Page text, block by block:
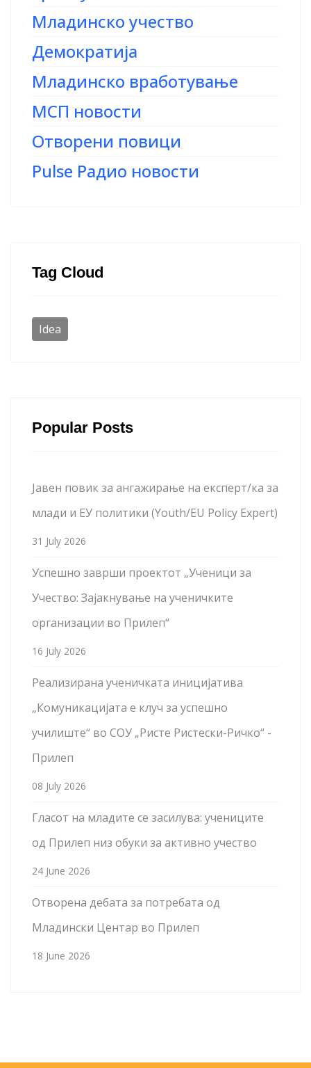
Младинско учество
Демократија
Младинско вработување
МСП новости
Отворени повици
Pulse Радио новости
Tag Cloud
Idea
Popular Posts
Јавен повик за ангажирање на експерт/ка за
млади и ЕУ политики (Youth/EU Policy Expert)
31 July 2026
Успешно заврши проектот „Ученици за
Учество: Зајакнување на ученичките
организации во Прилеп“
16 July 2026
Реализирана ученичката иницијатива
„Комуникацијата е клуч за успешно
училиште“ во СОУ „Ристе Ристески-Ричко“ -
Прилеп
08 July 2026
Гласот на младите се засилува: учениците
од Прилеп низ обуки за активно учество
24 June 2026
Отворена дебата за потребата од
Младински Центар во Прилеп
18 June 2026